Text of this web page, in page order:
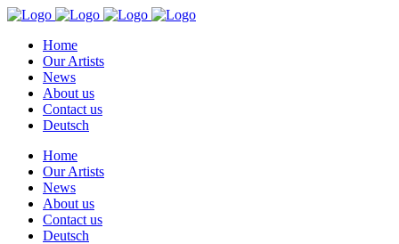
Home
Our Artists
News
About us
Contact us
Deutsch
Home
Our Artists
News
About us
Contact us
Deutsch